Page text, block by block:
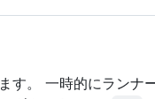
す。 一時的にランナ